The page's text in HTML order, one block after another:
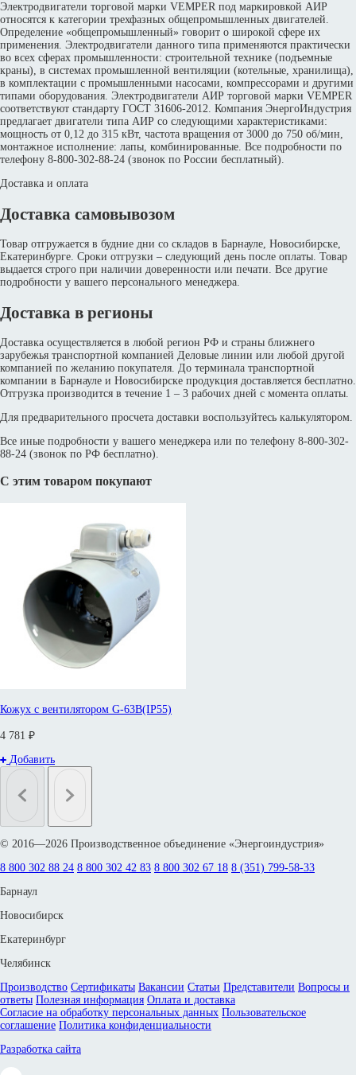
Электродвигатели торговой марки VEMPER под маркировкой АИР
относятся к категории трехфазных общепромышленных двигателей.
Определение «общепромышленный» говорит о широкой сфере их
применения. Электродвигатели данного типа применяются практически
во всех сферах промышленности: строительной технике (подъемные
краны), в системах промышленной вентиляции (котельные, хранилища),
в комплектации с промышленными насосами, компрессорами и другими
типами оборудования. Электродвигатели АИР торговой марки VEMPER
соответствуют стандарту ГОСТ 31606-2012. Компания ЭнергоИндустрия
предлагает двигатели типа АИР со следующими характеристиками:
мощность от 0,12 до 315 кВт, частота вращения от 3000 до 750 об/мин,
монтажное исполнение: лапы, комбинированные. Все подробности по
телефону 8-800-302-88-24 (звонок по России бесплатный).
Доставка и оплата
Доставка самовывозом
Товар отгружается в будние дни со складов в Барнауле, Новосибирске,
Екатеринбурге. Сроки отгрузки – следующий день после оплаты. Товар
выдается строго при наличии доверенности или печати. Все другие
подробности у вашего персонального менеджера.
Доставка в регионы
Доставка осуществляется в любой регион РФ и страны ближнего
зарубежья транспортной компанией Деловые линии или любой другой
компанией по желанию покупателя. До терминала транспортной
компании в Барнауле и Новосибирске продукция доставляется бесплатно.
Отгрузка производится в течение 1 – 3 рабочих дней с момента оплаты.
Для предварительного просчета доставки воспользуйтесь калькулятором.
Все иные подробности у вашего менеджера или по телефону 8-800-302-
88-24 (звонок по РФ бесплатно).
С этим товаром покупают
Кожух с вентилятором G-63B(IP55)
4 781 ₽
Добавить
© 2016—2026 Производственное объединение «Энергоиндустрия»
8 800 302 88 24 8 800 302 42 83 8 800 302 67 18 8 (351) 799-58-33
Барнаул
Новосибирск
Екатеринбург
Челябинск
Производство Сертификаты Вакансии Статьи Представители Вопросы и
ответы Полезная информация Оплата и доставка
Согласие на обработку персональных данных Пользовательское
соглашение Политика конфиденциальности
Разработка сайта